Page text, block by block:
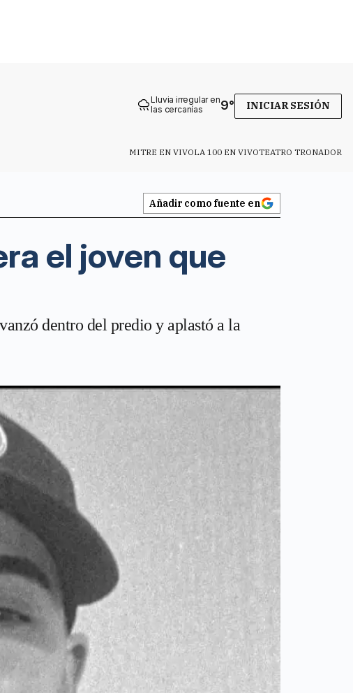
Lluvia irregular en
las cercanías
9° INICIAR SESIÓN
MITRE EN VIVOLA 100 EN VIVOTEATRO TRONADOR
Añadir como fuente en
el joven que
dentro del predio y aplastó a la